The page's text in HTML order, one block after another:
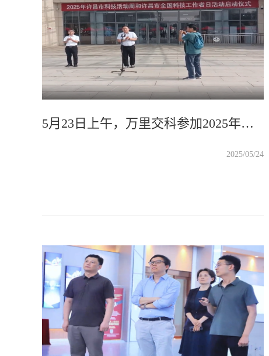
5月23日上午，万里交科参加2025年许昌市科技活动周和许昌市全国科技工作者日活动启动仪式，打造科普特色品牌，提供更多优质服务，推动科技创新成果进一步走向社会公众，为提升全民科学素养、助力科技自立自强积极作出应有贡献！
2025/05/24